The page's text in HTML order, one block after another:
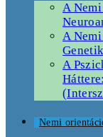
A
A
A
Nemi